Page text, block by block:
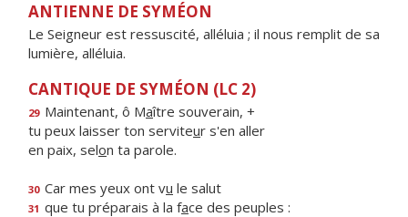
ANTIENNE DE SYMÉON
Le Seigneur est ressuscité, alléluia ; il nous remplit de sa
lumière, alléluia.
CANTIQUE DE SYMÉON (LC 2)
29 Maintenant, ô Maître souverain, +
tu peux laisser ton serviteur s'en aller
en paix, selon ta parole.
30 Car mes yeux ont vu le salut
31 que tu préparais à la face des peuples :